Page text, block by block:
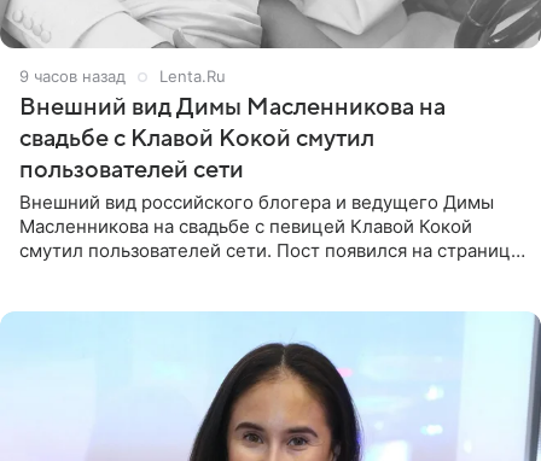
9 часов назад Lenta.Ru
Внешний вид Димы Масленникова на
свадьбе с Клавой Кокой смутил
пользователей сети
Внешний вид российского блогера и ведущего Димы
Масленникова на свадьбе с певицей Клавой Кокой
смутил пользователей сети. Пост появился на странице